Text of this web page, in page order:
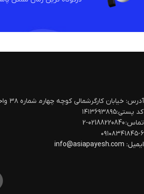
آدرس: خیابان کارگرشمالی کوچه چهارم‍ شماره ۳۸ واحد ۵ شمالی
کد پستی:۱۴۱۳۶۹۳۸۹۵
تماس: 02188220840-2
۰۹۱۰۸۳۴۱۸۴۵-۶
ایمیل: